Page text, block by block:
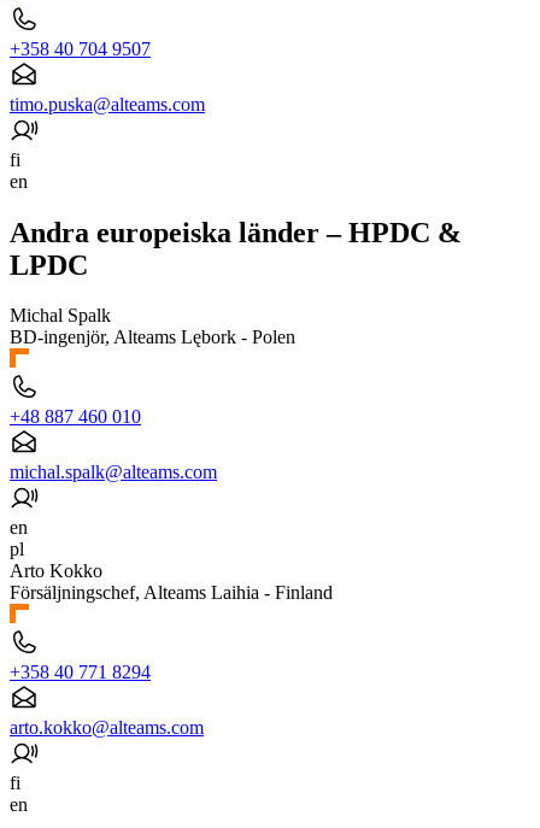
+358 40 704 9507
timo.puska@alteams.com
fi
en
Andra europeiska länder – HPDC &
LPDC
Michal Spalk
BD-ingenjör, Alteams Lębork - Polen
+48 887 460 010
michal.spalk@alteams.com
en
pl
Arto Kokko
Försäljningschef, Alteams Laihia - Finland
+358 40 771 8294
arto.kokko@alteams.com
fi
en